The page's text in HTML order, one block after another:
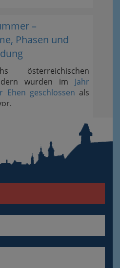
–
Phasen und
österreichischen
wurden im Jahr
Ehen geschlossen als